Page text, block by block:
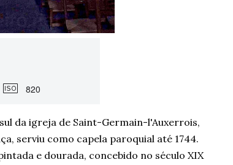
820
da igreja de Saint-Germain-l'Auxerrois,
serviu como capela paroquial até 1744.
e dourada, concebido no século XIX